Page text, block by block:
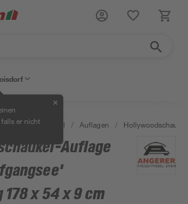
, falls er nicht
✕
/ Gartenmöbel / Auflagen /
Auflage
x 54 x 9 cm